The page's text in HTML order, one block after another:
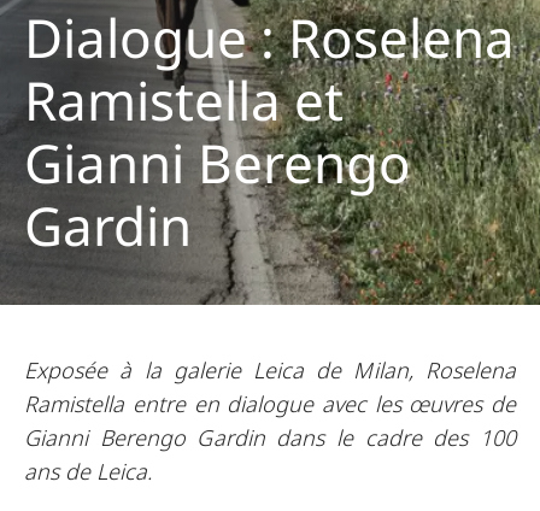
Dialogue : Roselena
Ramistella et
Gianni Berengo
Gardin
Exposée à la galerie Leica de Milan, Roselena
Ramistella entre en dialogue avec les œuvres de
Gianni Berengo Gardin dans le cadre des 100
ans de Leica.